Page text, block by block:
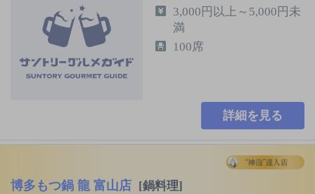
3,000円以上～5,000円未
満
100席
詳細を見る
博多もつ鍋 龍 富山店 [鍋料理]